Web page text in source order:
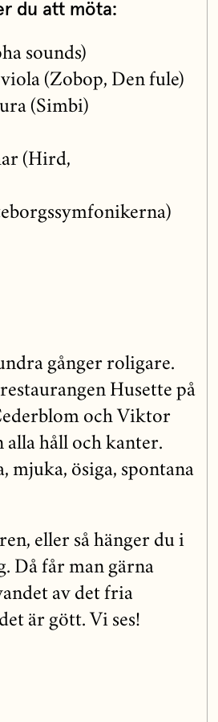
du att möta:
sounds)
(Zobop, Den fule)
(Simbi)
(Hird,
gånger roligare.
Husette på
och Viktor
håll och kanter.
mjuka, ösiga, spontana
eller så hänger du i
Då får man gärna
av det fria
är gött. Vi ses!